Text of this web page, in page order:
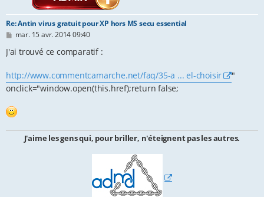
Re: Antin virus gratuit pour XP hors MS secu essential
M
s
g
e
mar. 15 avr. 2014 09:40
J'ai trouvé ce comparatif :
http://www.commentcamarche.net/faq/35-a ... el-choisir
"
onclick="window.open(this.href);return false;
J'aime les gens qui, pour briller, n'éteignent pas les autres.